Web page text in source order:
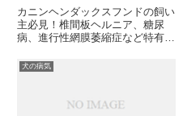
カニンヘンダックスフンドの飼い
主必見！椎間板ヘルニア、糖尿
病、進行性網膜萎縮症など特有の
イントと効果的な予防法をご存知
犬の病気